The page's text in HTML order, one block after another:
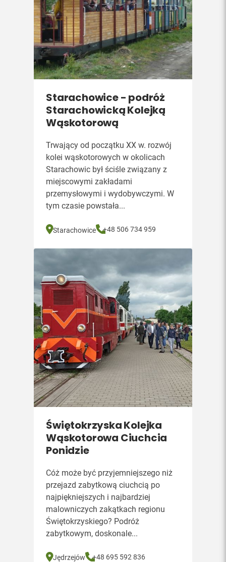
Starachowice - podróż
Starachowicką Kolejką
Wąskotorową
Trwający od początku XX w. rozwój
kolei wąskotorowych w okolicach
Starachowic był ściśle związany z
miejscowymi zakładami
przemysłowymi i wydobywczymi. W
tym czasie powstała...
Starachowice +48 506 734 959
Świętokrzyska Kolejka
Wąskotorowa Ciuchcia
Ponidzie
Cóż może być przyjemniejszego niż
przejazd zabytkową ciuchcią po
najpiękniejszych i najbardziej
malowniczych zakątkach regionu
Świętokrzyskiego? Podróż
zabytkowym, doskonale...
Jędrzejów +48 695 592 836